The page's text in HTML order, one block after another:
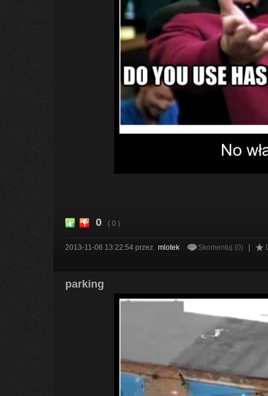
0 ( 0 )
2013-11-06 13:22:54 przez mlotek Skomentuj (0)
parking